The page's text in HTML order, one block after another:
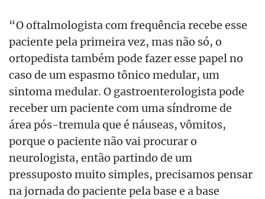
“O oftalmologista com frequência recebe esse
paciente pela primeira vez, mas não só, o
ortopedista também pode fazer esse papel no
caso de um espasmo tônico medular, um
sintoma medular. O gastroenterologista pode
receber um paciente com uma síndrome de
área pós-tremula que é náuseas, vômitos,
porque o paciente não vai procurar o
neurologista, então partindo de um
pressuposto muito simples, precisamos pensar
na jornada do paciente pela base e a base